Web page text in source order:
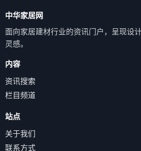
中华家居网
面向家居建材行业的资讯门户，呈现设
灵感。
内容
资讯搜索
栏目频道
站点
关于我们
联系方式